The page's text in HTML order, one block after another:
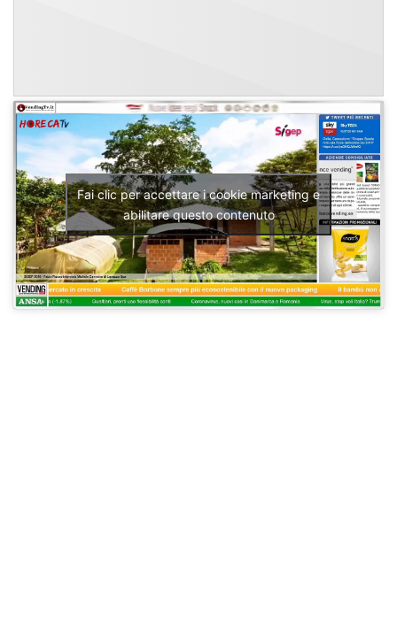
Fai clic per accettare i cookie marketing e
abilitare questo contenuto